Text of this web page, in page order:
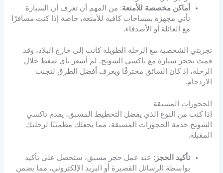
أماكن مخصصة للأمتعة: من المهم أن تعرف أن السيارة
تأتي مجهزة بمساحات كافية للأمتعة، خاصة إذا كنت مسافرًا
مع العائلة أو الأصدقاء.
تجربتي الشخصية مع الرحلة الطويلة كانت إلى خارج البلاد، وقد
قمت بحجز سيارة مع تاكسي الشويخ. لم أشعر بأي ضغط خلال
الرحلة، إذ كان السائق محترفًا ويعرف أفضل الطرق لتجنب
الازدحام.
الحجوزات المسبقة
إذا كنت من النوع الذي يفضل التخطيط المسبق، يقدم تاكسي
الشويخ خدمة الحجوزات المسبقة، مما يجعلك مطمئنًا لرحلتك
المقبلة.
تأكيد الحجز : عند عمل حجز مسبق، ستحصل على تأكيد
بواسطة الرسائل القصيرة أو البريد الإلكتروني، مما يضمن